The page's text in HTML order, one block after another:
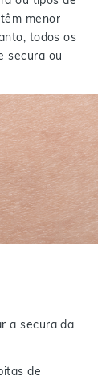
menor
todos os
secura ou
a secura da
de